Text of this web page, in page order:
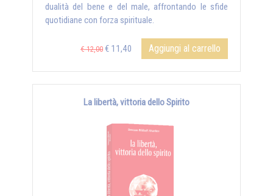
dualità del bene e del male, affrontando le sfide
quotidiane con forza spirituale.
€ 12,00 € 11,40 Aggiungi al carrello
La libertà, vittoria dello Spirito